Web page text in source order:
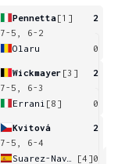
Pennetta[1]
2
7-5, 6-2
Olaru
0
Wickmayer [3]
2
7-5, 6-3
Errani [8] 0
Kvitová
2
7-5, 6-4
[4]0